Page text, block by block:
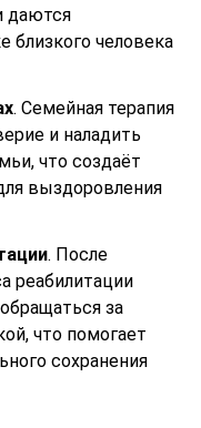
даются
близкого человека
. Семейная терапия
и наладить
что создаёт
выздоровления
. После
реабилитации
за
что помогает
сохранения